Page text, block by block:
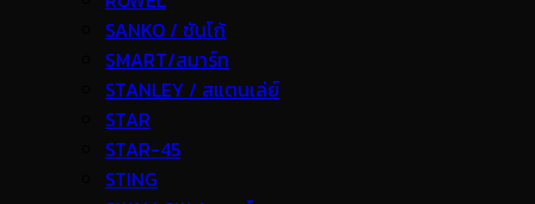
SANKO / ซันโก้
SMART/สมาร์ท
STANLEY / สแตนเล่ย์
STAR
STAR-45
STING